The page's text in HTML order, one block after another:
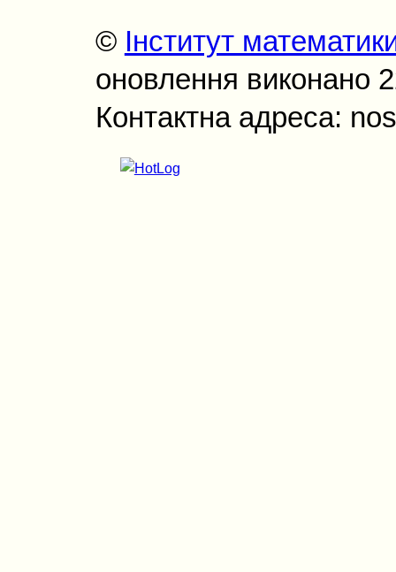
© Інститут
оновлення виконано
Контактна адреса: